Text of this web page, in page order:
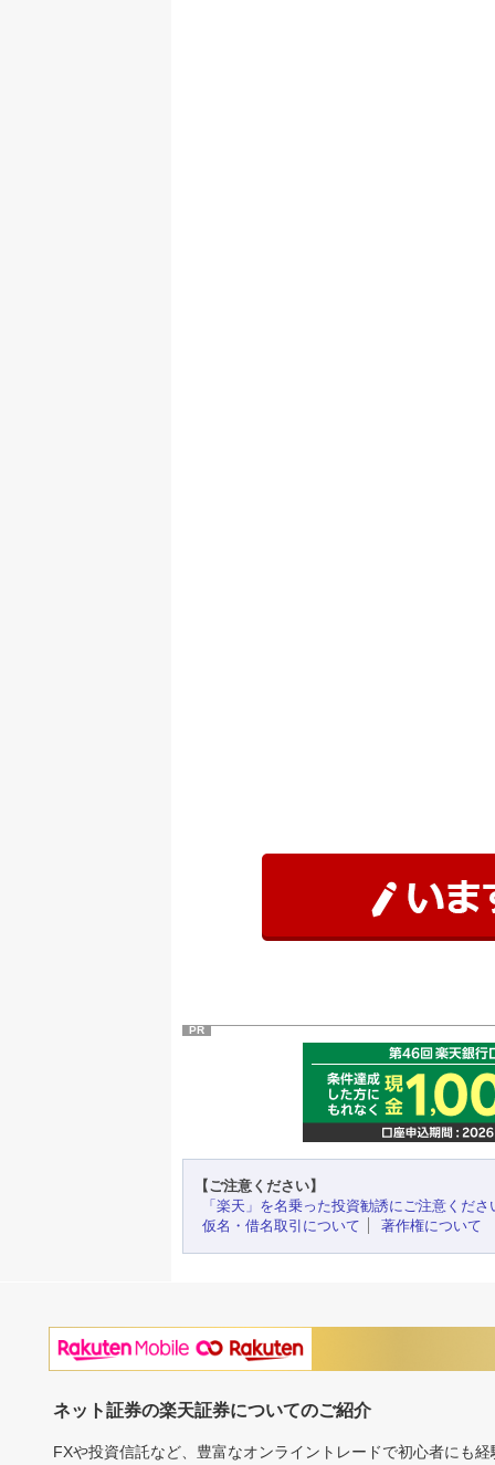
PR
【ご注意ください】
「楽天」を名乗った投資勧誘にご注意くださ
仮名・借名取引について
著作権について
ネット証券の楽天証券についてのご紹介
FXや投資信託など、豊富なオンライントレードで初心者にも